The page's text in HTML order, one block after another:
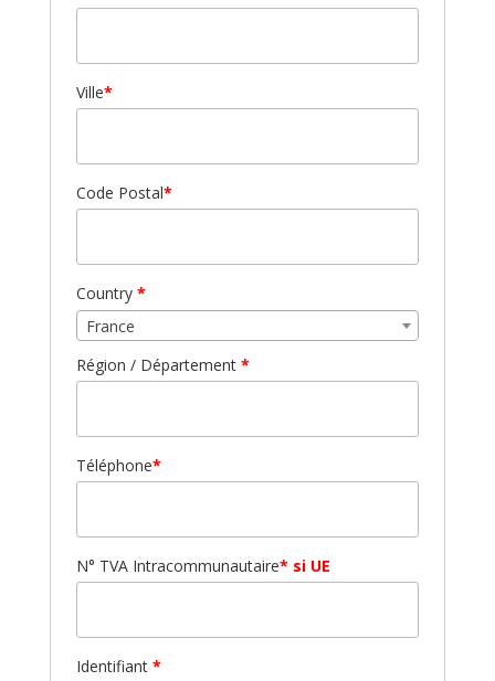
Ville*
Code Postal*
Country *
France
Région / Département *
Téléphone*
N° TVA Intracommunautaire* si UE
Identifiant *